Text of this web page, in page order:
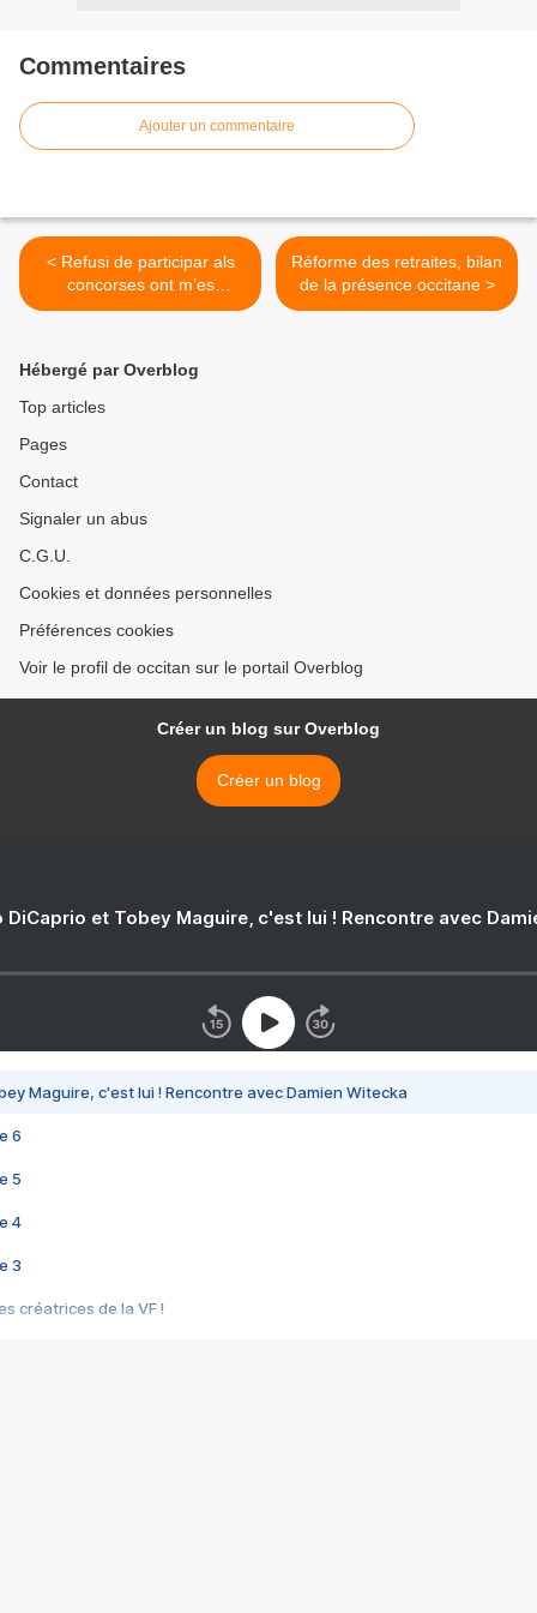
Commentaires
Ajouter un commentaire
< Refusi de participar als
concorses ont m’es
demandat una traduccion
Réforme des retraites, bilan
de la présence occitane >
Hébergé par Overblog
Top articles
Pages
Contact
Signaler un abus
C.G.U.
Cookies et données personnelles
Préférences cookies
Voir le profil de occitan sur le portail Overblog
Créer un blog sur Overblog
Créer un blog
DiCaprio et Tobey Maguire, c'est lui ! Rencontre avec
Maguire, c'est lui ! Rencontre avec Damien Witecka
6
5
4
3
créatrices de la VF !